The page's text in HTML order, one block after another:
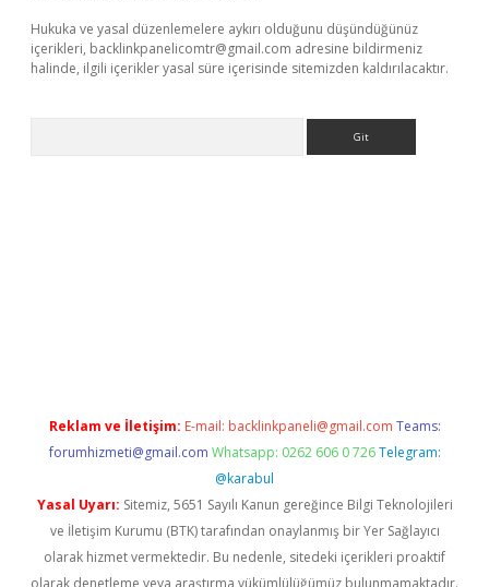
Hukuka ve yasal düzenlemelere aykırı olduğunu düşündüğünüz
içerikleri, backlinkpanelicomtr@gmail.com adresine bildirmeniz
halinde, ilgili içerikler yasal süre içerisinde sitemizden kaldırılacaktır.
Reklam ve İletişim: E-mail: backlinkpaneli@gmail.com Teams:
forumhizmeti@gmail.com Whatsapp: 0262 606 0 726 Telegram:
@karabul
Yasal Uyarı: Sitemiz, 5651 Sayılı Kanun gereğince Bilgi Teknolojileri
ve İletişim Kurumu (BTK) tarafından onaylanmış bir Yer Sağlayıcı
olarak hizmet vermektedir. Bu nedenle, sitedeki içerikleri proaktif
olarak denetleme veya araştırma yükümlülüğümüz bulunmamaktadır.